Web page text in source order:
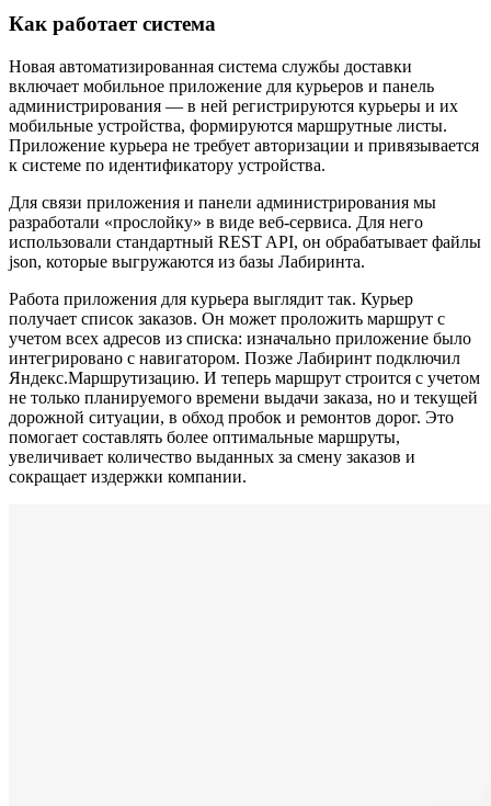
Как работает система
Новая автоматизированная система службы доставки
включает мобильное приложение для курьеров и панель
администрирования — в ней регистрируются курьеры и их
мобильные устройства, формируются маршрутные листы.
Приложение курьера не требует авторизации и привязывается
к системе по идентификатору устройства.
Для связи приложения и панели администрирования мы
разработали «прослойку» в виде веб-сервиса. Для него
использовали стандартный REST API, он обрабатывает файлы
json, которые выгружаются из базы Лабиринта.
Работа приложения для курьера выглядит так. Курьер
получает список заказов. Он может проложить маршрут с
учетом всех адресов из списка: изначально приложение было
интегрировано с навигатором. Позже Лабиринт подключил
Яндекс.Маршрутизацию. И теперь маршрут строится с учетом
не только планируемого времени выдачи заказа, но и текущей
дорожной ситуации, в обход пробок и ремонтов дорог. Это
помогает составлять более оптимальные маршруты,
увеличивает количество выданных за смену заказов и
сокращает издержки компании.